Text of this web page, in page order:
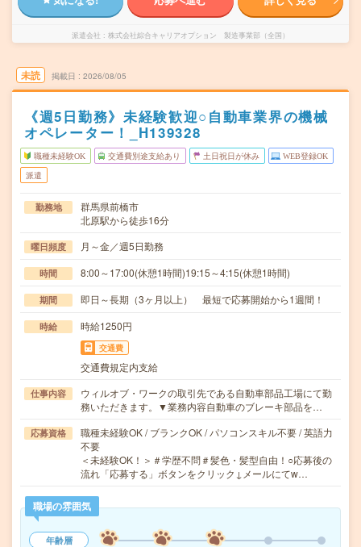
派遣会社 株式会社綜合キャリアオプション 製造事業部（全国）
未読 掲載日 2026/08/05
《週5日勤務》未経験歓迎○自動車業界の機械
オペレーター！_H139328
職種未経験OK 交通費別途支給あり 土日祝日が休み WEB登録OK
派遣
勤務地
群馬県前橋市
北原駅から徒歩16分
曜日頻度 月～金／週5日勤務
時間 8:00～17:00(休憩1時間)19:15～4:15(休憩1時間)
期間 即日～長期（3ヶ月以上） 最短で応募開始から1週間！
時給 時給1250円
交通費
交通費規定内支給
仕事内容
ウィルオブ・ワークの取引先である自動車部品工場にて勤
務いただきます。▼業務内容自動車のブレーキ部品を…
応募資格
職種未経験OK / ブランクOK / パソコンスキル不要 / 英語力
不要
＜未経験OK！＞＃学歴不問＃髪色・髪型自由！○応募後の
流れ「応募する」ボタンをクリック↓メールにてw…
職場の雰囲気
年齢層